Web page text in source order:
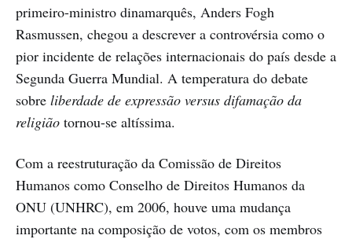
primeiro-ministro dinamarquês, Anders Fogh
Rasmussen, chegou a descrever a controvérsia como o
pior incidente de relações internacionais do país desde a
Segunda Guerra Mundial. A temperatura do debate
sobre liberdade de expressão versus difamação da
religião tornou-se altíssima.
Com a reestruturação da Comissão de Direitos
Humanos como Conselho de Direitos Humanos da
ONU (UNHRC), em 2006, houve uma mudança
importante na composição de votos, com os membros